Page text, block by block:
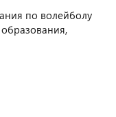
по волейболу